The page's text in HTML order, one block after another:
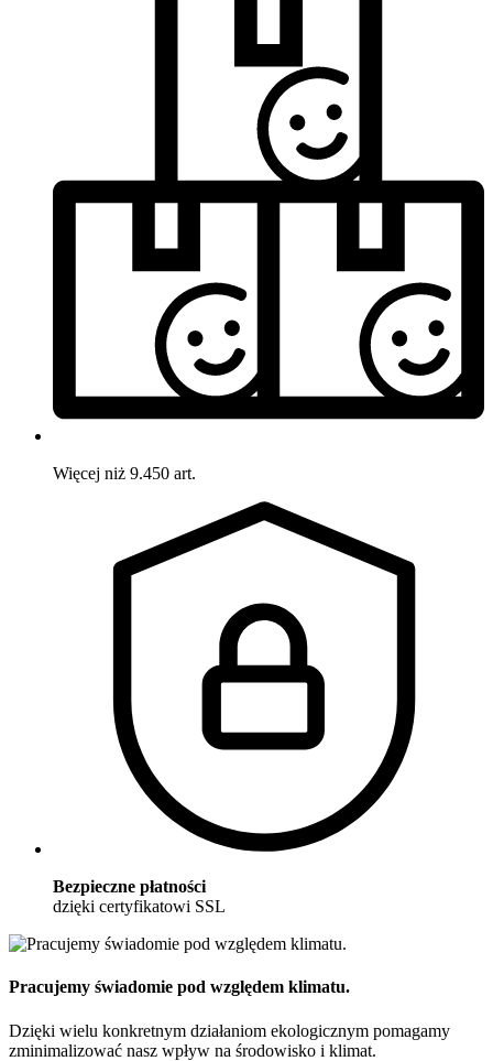
Więcej niż 9.450 art.
Bezpieczne płatności
dzięki certyfikatowi SSL
Pracujemy świadomie pod względem klimatu.
Dzięki wielu konkretnym działaniom ekologicznym pomagamy
zminimalizować nasz wpływ na środowisko i klimat.